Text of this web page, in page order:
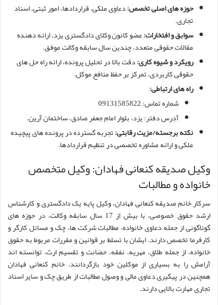
حوزه های اصلی تخصص:دعاوی ملکی، قراردادها، امور ثبتی، اسناد
تجاری.
سوابق و افتخارات:عضو کانون وکلای دادگستری یزد، ارائه دهنده
مقالات حقوقی متعدد، چندین سال سابقه وکالت موفق.
رویکرد و شیوه کاری:دقت بالا در تحلیل پرونده، ارائه راه حل های
حقوقی کاربردی، تمرکز بر حفظ منافع موکل.
راه های ارتباطی:
شماره تماس: 09131585822
آدرس دفتر: یزد، بلوار امام جعفر صادق، ساختمان آرین.
نکته برجسته/مزیت رقابتی:تجربه گسترده در پرونده های پیچیده
ملکی و ارائه مشاوره تخصصی در تنظیم قراردادها.
وکیل صدیقه کنعانی فهادان: وکیل متخصص
خانواده و مطالبات
سرکار خانم صدیقه کنعانی فهادان، وکیل پایه یک دادگستری و کارشناس
ارشد حقوق خصوصی، با بیش از 17 سال سابقه وکالت، در حوزه های
گوناگونی از جمله دعاوی خانواده، مطالبات شرکت ها، چک و مسائل کارگر و
کارفرما تخصص دارند. ایشان با تسلط بر قوانین و مقررات مربوط به حقوق
خانواده، از جمله طلاق، مهریه، نفقه، حضانت و تقسیم ارث، توانسته اند
آرامش را به بسیاری از موکلین خود بازگردانند. خانم کنعانی فهادان
همچنین در پیگیری دعاوی مالی و وصول مطالبات از طریق چک و سایر اسناد
تجاری مهارت بالایی دارند.